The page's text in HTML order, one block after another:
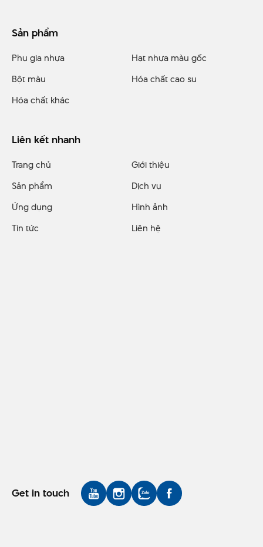
Sản phẩm
Phụ gia nhựa
Hạt nhựa màu gốc
Bột màu
Hóa chất cao su
Hóa chất khác
Liên kết nhanh
Trang chủ
Giới thiệu
Sản phẩm
Dịch vụ
Ứng dụng
Hình ảnh
Tin tức
Liên hệ
Get in touch